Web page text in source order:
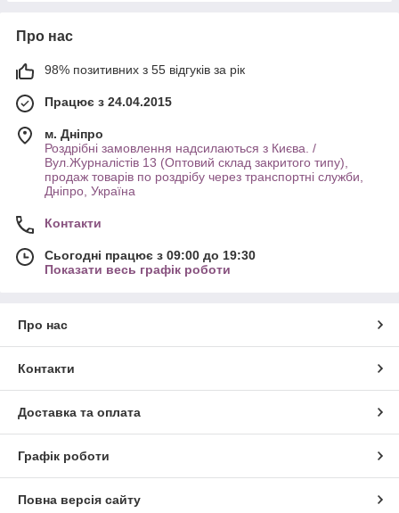
Про нас
98% позитивних з 55 відгуків за рік
Працює з 24.04.2015
м. Дніпро
Роздрібні замовлення надсилаються з Києва. /
Вул.Журналістів 13 (Оптовий склад закритого типу),
продаж товарів по роздрібу через транспортні служби,
Дніпро, Україна
Контакти
Сьогодні працює з 09:00 до 19:30
Показати весь графік роботи
Про нас
Контакти
Доставка та оплата
Графік роботи
Повна версія сайту